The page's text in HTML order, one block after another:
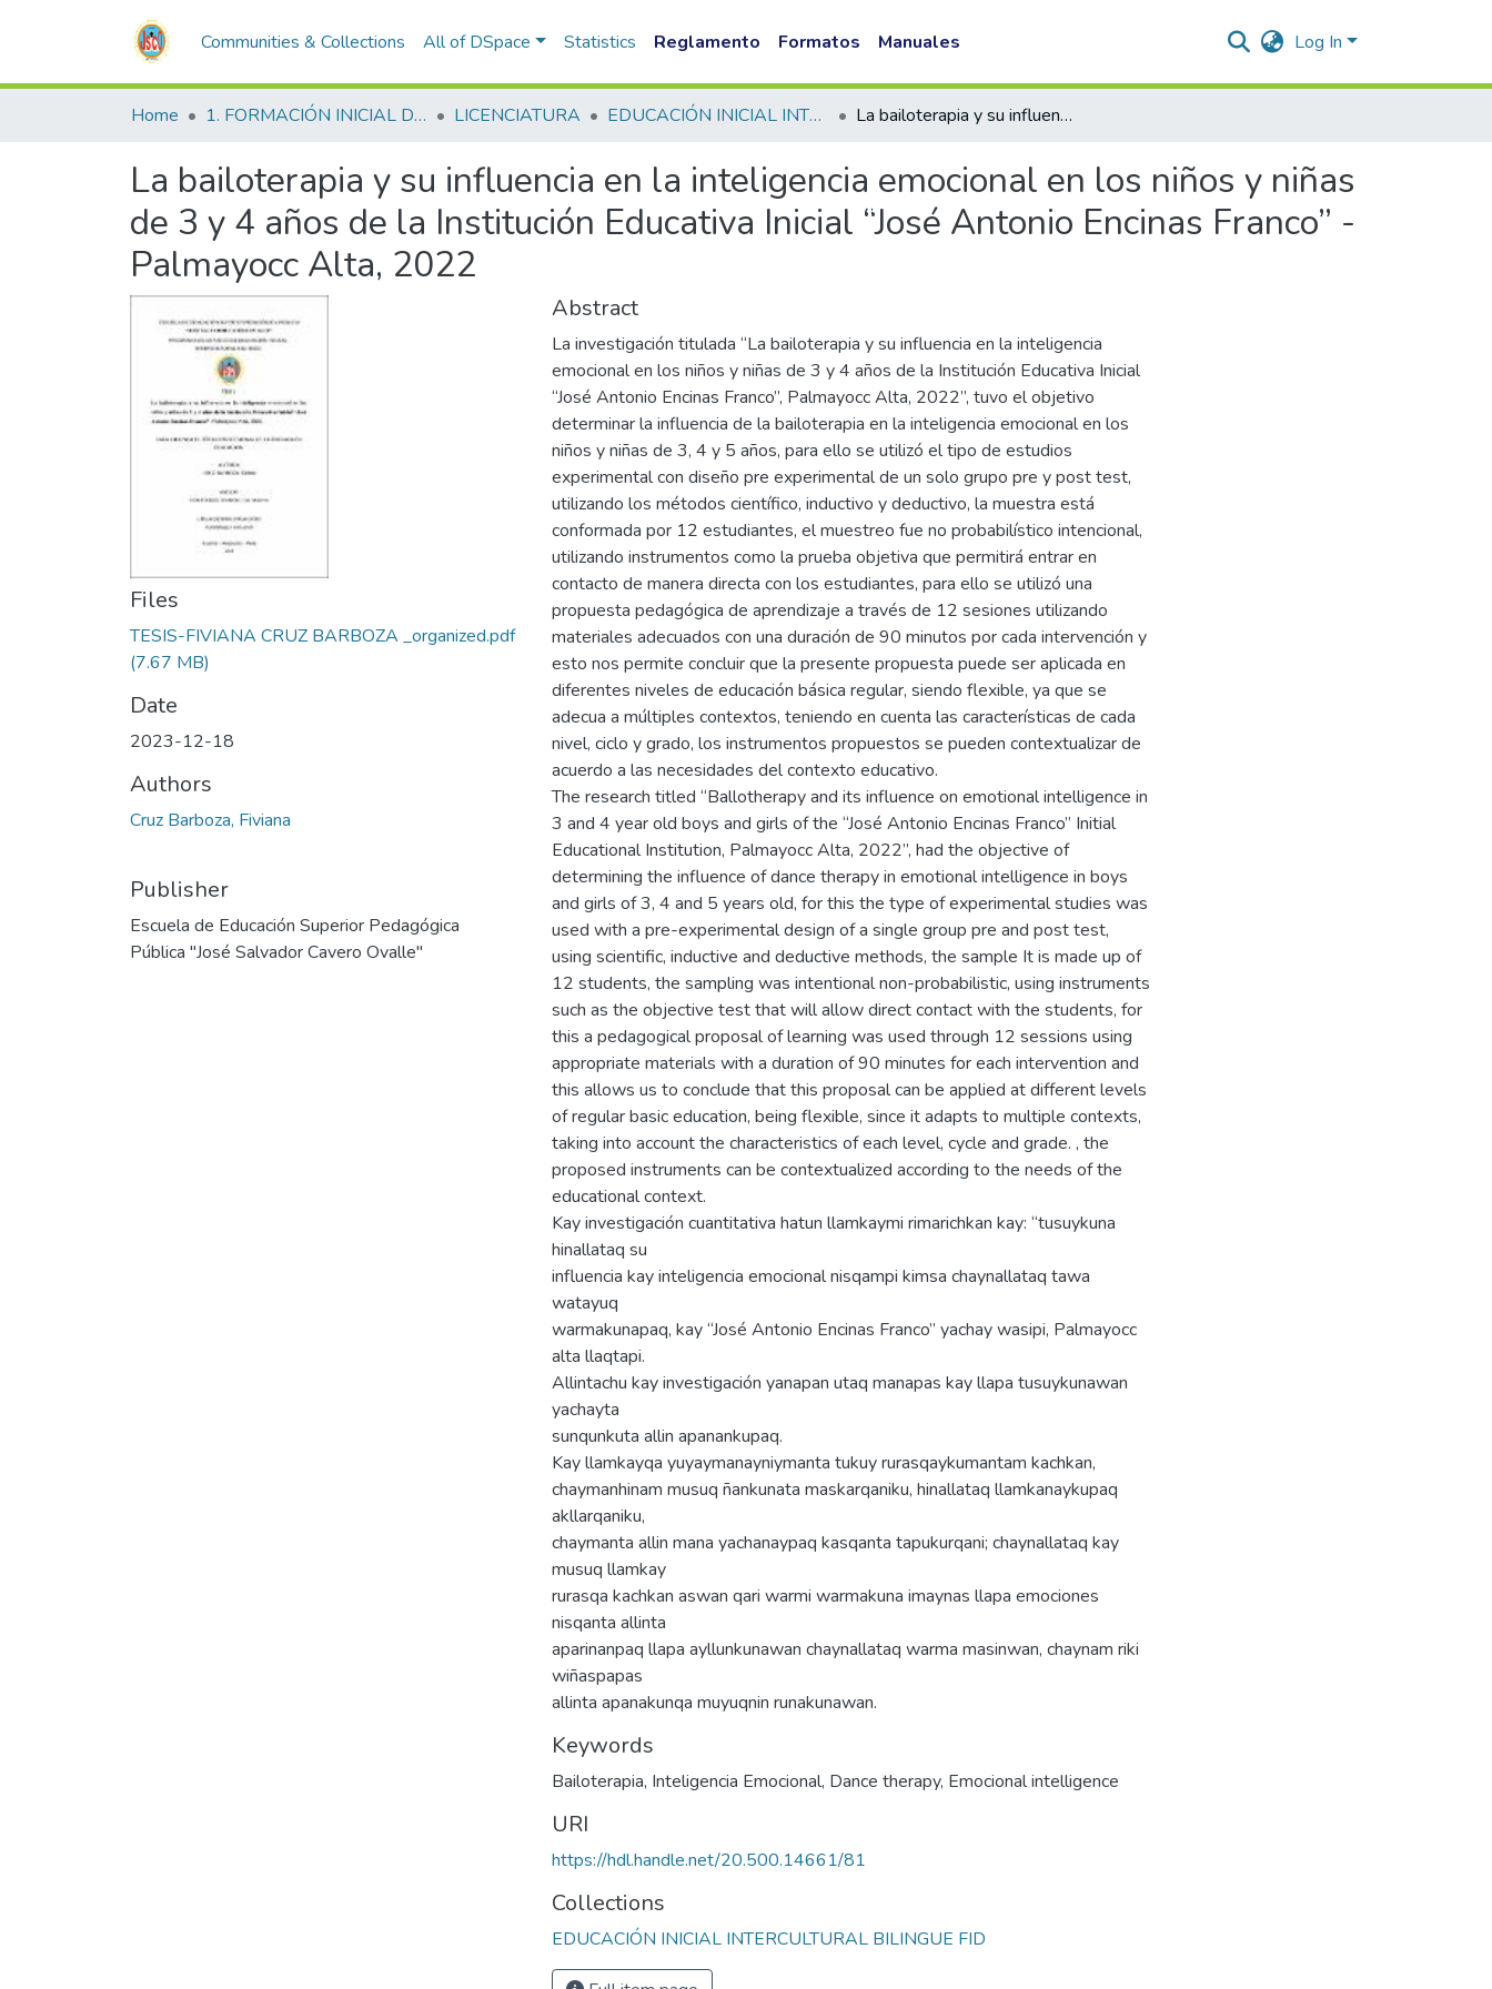
Communities & Collections All of DSpace Statistics Reglamento Formatos Manuales Log In
Home 1. FORMACIÓN INICIAL DOCENTE LICENCIATURA EDUCACIÓN INICIAL INTERCULTURAL BILINGUE FID La bailoterapia y su influencia en la inteligencia emocional en los niños y niñas de 3 y 4 años de la Institución Educativa Inicial “José Antonio Encinas Franco” -Palmayocc Alta, 2022
La bailoterapia y su influencia en la inteligencia emocional en los niños y niñas
de 3 y 4 años de la Institución Educativa Inicial “José Antonio Encinas Franco” -
Palmayocc Alta, 2022
Files
TESIS-FIVIANA CRUZ BARBOZA _organized.pdf
(7.67 MB)
Date
2023-12-18
Authors
Cruz Barboza, Fiviana
Publisher
Escuela de Educación Superior Pedagógica
Pública "José Salvador Cavero Ovalle"
Abstract
La investigación titulada “La bailoterapia y su influencia en la inteligencia
emocional en los niños y niñas de 3 y 4 años de la Institución Educativa Inicial
“José Antonio Encinas Franco”, Palmayocc Alta, 2022”, tuvo el objetivo
determinar la influencia de la bailoterapia en la inteligencia emocional en los
niños y niñas de 3, 4 y 5 años, para ello se utilizó el tipo de estudios
experimental con diseño pre experimental de un solo grupo pre y post test,
utilizando los métodos científico, inductivo y deductivo, la muestra está
conformada por 12 estudiantes, el muestreo fue no probabilístico intencional,
utilizando instrumentos como la prueba objetiva que permitirá entrar en
contacto de manera directa con los estudiantes, para ello se utilizó una
propuesta pedagógica de aprendizaje a través de 12 sesiones utilizando
materiales adecuados con una duración de 90 minutos por cada intervención y
esto nos permite concluir que la presente propuesta puede ser aplicada en
diferentes niveles de educación básica regular, siendo flexible, ya que se
adecua a múltiples contextos, teniendo en cuenta las características de cada
nivel, ciclo y grado, los instrumentos propuestos se pueden contextualizar de
acuerdo a las necesidades del contexto educativo.
The research titled “Ballotherapy and its influence on emotional intelligence in
3 and 4 year old boys and girls of the “José Antonio Encinas Franco” Initial
Educational Institution, Palmayocc Alta, 2022”, had the objective of
determining the influence of dance therapy in emotional intelligence in boys
and girls of 3, 4 and 5 years old, for this the type of experimental studies was
used with a pre-experimental design of a single group pre and post test,
using scientific, inductive and deductive methods, the sample It is made up of
12 students, the sampling was intentional non-probabilistic, using instruments
such as the objective test that will allow direct contact with the students, for
this a pedagogical proposal of learning was used through 12 sessions using
appropriate materials with a duration of 90 minutes for each intervention and
this allows us to conclude that this proposal can be applied at different levels
of regular basic education, being flexible, since it adapts to multiple contexts,
taking into account the characteristics of each level, cycle and grade. , the
proposed instruments can be contextualized according to the needs of the
educational context.
Kay investigación cuantitativa hatun llamkaymi rimarichkan kay: “tusuykuna
hinallataq su
influencia kay inteligencia emocional nisqampi kimsa chaynallataq tawa
watayuq
warmakunapaq, kay “José Antonio Encinas Franco” yachay wasipi, Palmayocc
alta llaqtapi.
Allintachu kay investigación yanapan utaq manapas kay llapa tusuykunawan
yachayta
sunqunkuta allin apanankupaq.
Kay llamkayqa yuyaymanayniymanta tukuy rurasqaykumantam kachkan,
chaymanhinam musuq ñankunata maskarqaniku, hinallataq llamkanaykupaq
akllarqaniku,
chaymanta allin mana yachanaypaq kasqanta tapukurqani; chaynallataq kay
musuq llamkay
rurasqa kachkan aswan qari warmi warmakuna imaynas llapa emociones
nisqanta allinta
aparinanpaq llapa ayllunkunawan chaynallataq warma masinwan, chaynam riki
wiñaspapas
allinta apanakunqa muyuqnin runakunawan.
Keywords
Bailoterapia, Inteligencia Emocional, Dance therapy, Emocional intelligence
URI
https://hdl.handle.net/20.500.14661/81
Collections
EDUCACIÓN INICIAL INTERCULTURAL BILINGUE FID